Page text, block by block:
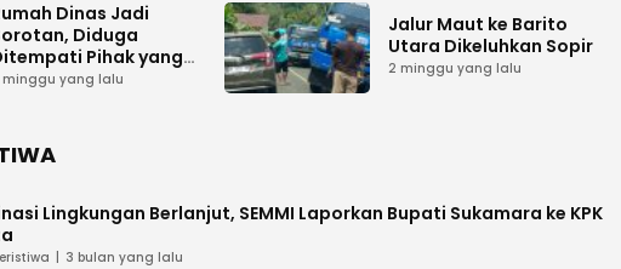
Dinas Jadi
Diduga
Pihak yang
Berhak
minggu yang lalu
Jalur Maut ke Barito
Utara Dikeluhkan Sopir
2 minggu yang lalu
Lingkungan Berlanjut, SEMMI Laporkan Bupati Sukamara ke KPK
3 bulan yang lalu